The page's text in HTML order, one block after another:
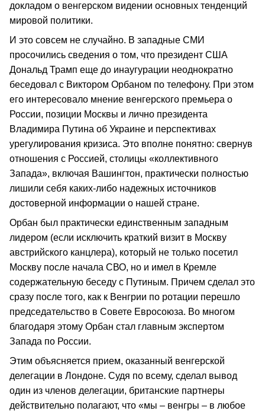
докладом о венгерском видении основных тенденций
мировой политики.
И это совсем не случайно. В западные СМИ
просочились сведения о том, что президент США
Дональд Трамп еще до инаугурации неоднократно
беседовал с Виктором Орбаном по телефону. При этом
его интересовало мнение венгерского премьера о
России, позиции Москвы и лично президента
Владимира Путина об Украине и перспективах
урегулирования кризиса. Это вполне понятно: свернув
отношения с Россией, столицы «коллективного
Запада», включая Вашингтон, практически полностью
лишили себя каких-либо надежных источников
достоверной информации о нашей стране.
Орбан был практически единственным западным
лидером (если исключить краткий визит в Москву
австрийского канцлера), который не только посетил
Москву после начала СВО, но и имел в Кремле
содержательную беседу с Путиным. Причем сделал это
сразу после того, как к Венгрии по ротации перешло
председательство в Совете Евросоюза. Во многом
благодаря этому Орбан стал главным экспертом
Запада по России.
Этим объясняется прием, оказанный венгерской
делегации в Лондоне. Судя по всему, сделал вывод
один из членов делегации, британские партнеры
действительно полагают, что «мы – венгры – в любое